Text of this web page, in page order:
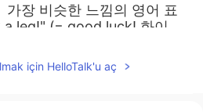
가장 비슷한 느낌의 영어 표
a leg!" (= good luck! 화이
비싸다)인 거 같아요 무서
지만 그대로의 뜻으로 해석하
için HelloTalk'u aç